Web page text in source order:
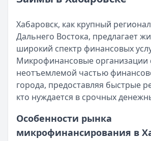
Все статьи
Опубликовано: 5 декабря 2025 г.
Категория:МФО
Читать новость
Срочный микрозайм 15 000 ₽ на
Кратко:Нужны 15 000 рублей на
Опубликовано:5 декабря 2025 г.
Категория:МФО
Рекордный рост доли клиентов МФО
Кратко:В III квартале 2025 года
Хабаровск, как крупный
Дальнего Востока, предлагает
широкий спектр финансовых
Микрофинансовые организации
неотъемлемой частью
города, предоставляя быстрые
кто нуждается в срочных
Особенности рынка
микрофинансирования в